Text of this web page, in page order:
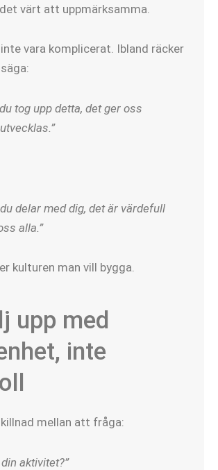
värt att uppmärksamma.
vara komplicerat. Ibland räcker
tog upp detta, det ger oss
delar med dig, det är värdefull
alla.”
kulturen man vill bygga.
upp med
inte
mellan att fråga:
aktivitet?”